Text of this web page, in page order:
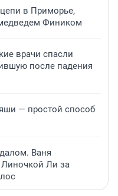
в Приморье,
Фиником
врачи спасли
после падения
— простой способ
Ваня
Ли за